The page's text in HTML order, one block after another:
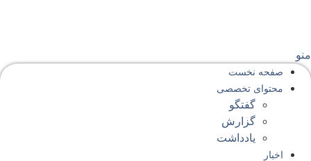
صفحه‌ نخست
محتوای‌ تخصصی
گفتگو
گزارش
یادداشت
اخبار